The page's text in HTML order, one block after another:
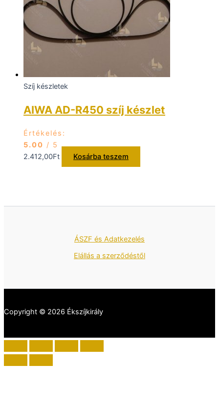
Szíj készletek
AIWA AD-R450 szíj készlet
Értékelés:
5.00 / 5
2.412,00Ft Kosárba teszem
ÁSZF és Adatkezelés
Elállás a szerződéstől
Copyright © 2026 Ékszíjkirály